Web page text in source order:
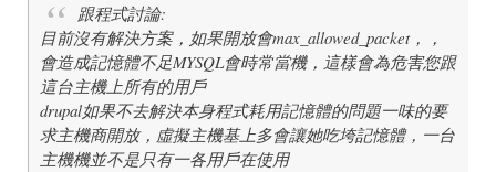
跟程式討論:
目前沒有解決方案，如果開放會max_allowed_packet，，
會造成記憶體不足MYSQL會時常當機，這樣會為危害您跟
這台主機上所有的用戶
drupal如果不去解決本身程式耗用記憶體的問題一味的要
求主機商開放，虛擬主機基上多會讓她吃垮記憶體，一台
主機機並不是只有一各用戶在使用